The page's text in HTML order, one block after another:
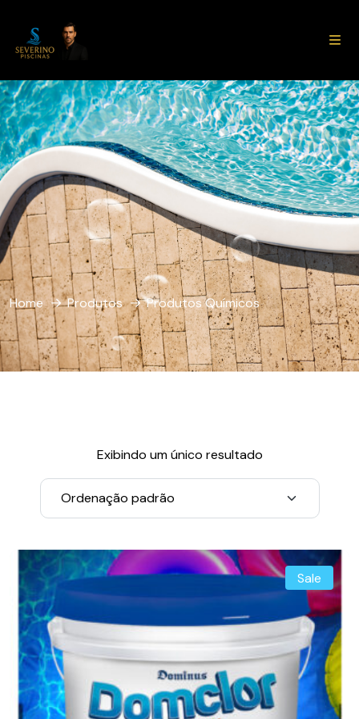
Home Produtos Produtos Químicos
Exibindo um único resultado
Sale